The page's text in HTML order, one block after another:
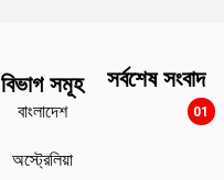
বিভাগ সমূহ
বাংলাদেশ
অস্ট্রেলিয়া
সর্বশেষ সংবাদ
01